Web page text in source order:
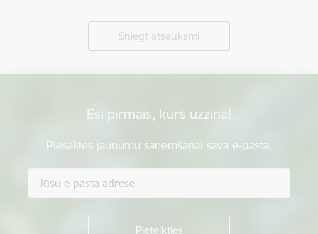
Sniegt atsauksmi
Esi pirmais, kurš uzzina!
Piesakies jaunumu saņemšanai savā e-pastā.